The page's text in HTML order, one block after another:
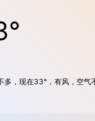
多，现在33°，有风，空气